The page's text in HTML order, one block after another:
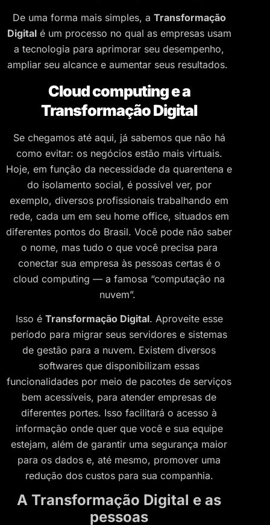
De uma forma mais simples, a Transformação
Digitalé um processo no qual as empresas usam
a tecnologia para aprimorar seu desempenho,
ampliar seu alcance e aumentar seus resultados.
Cloud computing e a
Transformação Digital
Se chegamos até aqui, já sabemos que não há
como evitar: os negócios estão mais virtuais.
Hoje, em função da necessidade da quarentena e
do isolamento social, é possível ver, por
exemplo, diversos profissionais trabalhando em
rede, cada um em seu home office, situados em
diferentes pontos do Brasil. Você pode não saber
o nome, mas tudo o que você precisa para
conectar sua empresa às pessoas certas é o
cloud computing — a famosa “computação na
nuvem”.
Isso é Transformação Digital. Aproveite esse
período para migrar seus servidores e sistemas
de gestão para a nuvem. Existem diversos
softwares que disponibilizam essas
funcionalidades por meio de pacotes de serviços
bem acessíveis, para atender empresas de
diferentes portes. Isso facilitará o acesso à
informação onde quer que você e sua equipe
estejam, além de garantir uma segurança maior
para os dados e, até mesmo, promover uma
redução dos custos para sua companhia.
A Transformação Digital e as
pessoas